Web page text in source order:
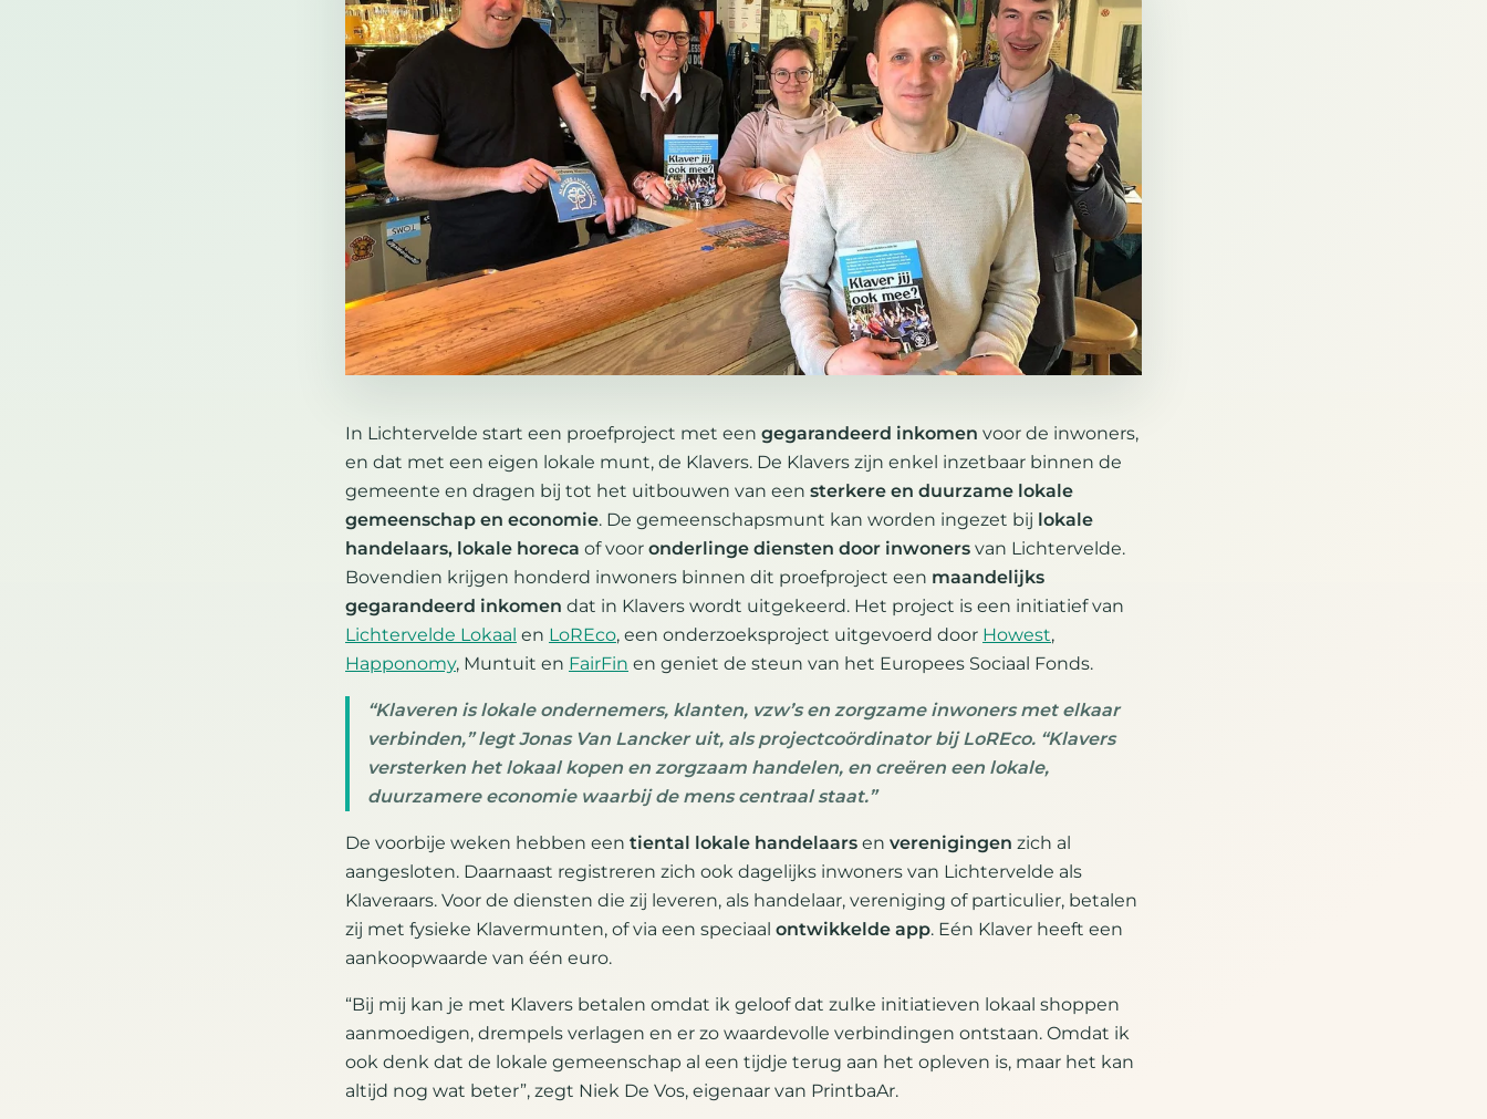
In Lichtervelde start een proefproject met een gegarandeerd inkomen voor de inwoners,
en dat met een eigen lokale munt, de Klavers. De Klavers zijn enkel inzetbaar binnen de
gemeente en dragen bij tot het uitbouwen van een sterkere en duurzame lokale
gemeenschap en economie. De gemeenschapsmunt kan worden ingezet bij lokale
handelaars, lokale horeca of voor onderlinge diensten door inwoners van Lichtervelde.
Bovendien krijgen honderd inwoners binnen dit proefproject een maandelijks
gegarandeerd inkomen dat in Klavers wordt uitgekeerd. Het project is een initiatief van
Lichtervelde Lokaal en LoREco, een onderzoeksproject uitgevoerd door Howest,
Happonomy, Muntuit en FairFin en geniet de steun van het Europees Sociaal Fonds.
“Klaveren is lokale ondernemers, klanten, vzw’s en zorgzame inwoners met elkaar
verbinden,” legt Jonas Van Lancker uit, als projectcoördinator bij LoREco. “Klavers
versterken het lokaal kopen en zorgzaam handelen, en creëren een lokale,
duurzamere economie waarbij de mens centraal staat.”
De voorbije weken hebben een tiental lokale handelaars en verenigingen zich al
aangesloten. Daarnaast registreren zich ook dagelijks inwoners van Lichtervelde als
Klaveraars. Voor de diensten die zij leveren, als handelaar, vereniging of particulier, betalen
zij met fysieke Klavermunten, of via een speciaal ontwikkelde app. Eén Klaver heeft een
aankoopwaarde van één euro.
“Bij mij kan je met Klavers betalen omdat ik geloof dat zulke initiatieven lokaal shoppen
aanmoedigen, drempels verlagen en er zo waardevolle verbindingen ontstaan. Omdat ik
ook denk dat de lokale gemeenschap al een tijdje terug aan het opleven is, maar het kan
altijd nog wat beter”, zegt Niek De Vos, eigenaar van PrintbaAr.